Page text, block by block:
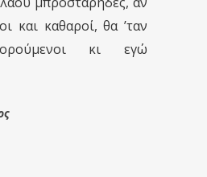
και καθαροί, θα ’ταν
κι εγώ